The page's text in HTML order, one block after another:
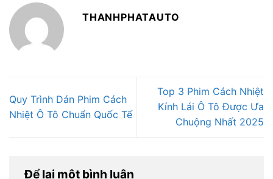
THANHPHATAUTO
Quy Trình Dán Phim Cách
Nhiệt Ô Tô Chuẩn Quốc Tế
Top 3 Phim Cách Nhiệt
Kính Lái Ô Tô Được Ưa
Chuộng Nhất 2025
Để lại một bình luận